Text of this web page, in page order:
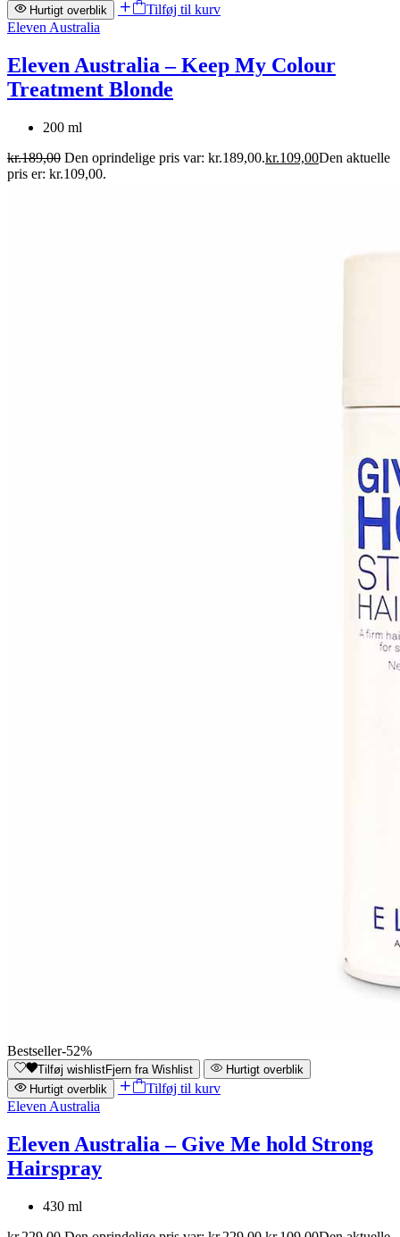
Hurtigt overblik
Tilføj til kurv
Eleven Australia
Eleven Australia – Keep My Colour
Treatment Blonde
200 ml
kr.189,00 Den oprindelige pris var: kr.189,00.kr.109,00Den aktuelle
pris er: kr.109,00.
Bestseller-52%
Tilføj wishlistFjern fra Wishlist
Hurtigt overblik
Hurtigt overblik
Tilføj til kurv
Eleven Australia
Eleven Australia – Give Me hold Strong
Hairspray
430 ml